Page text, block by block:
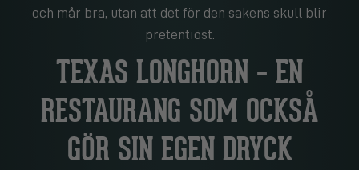
och mår bra, utan att det för den sakens skull blir
pretentiöst.
TEXAS LONGHORN – EN
RESTAURANG SOM OCKSÅ
GÖR SIN EGEN DRYCK